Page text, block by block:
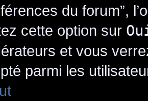
du forum”,
cette option sur
et vous
parmi les